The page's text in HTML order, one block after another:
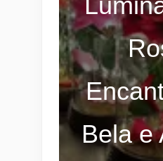
Bela e